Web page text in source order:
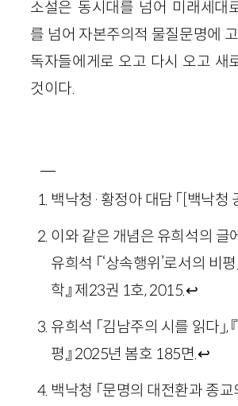
소설은 동시대를 넘어 미래세대
를 넘어 자본주의적 물질문명에
독자들에게로 오고 다시 오고 새
것이다.
―
백낙청·황정아 대담 「[백낙청
이와 같은 개념은 유희석의 글
유희석 「‘상속행위’로서의 비평
학』 제23권 1호, 2015.↩
유희석 「김남주의 시를 읽다」,
평』 2025년 봄호 185면.↩
백낙청 「문명의 대전환과 종교